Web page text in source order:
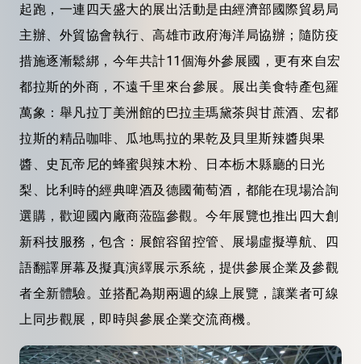
起跑，一連四天盛大的展出活動是由經濟部國際貿易局
主辦、外貿協會執行、高雄市政府海洋局協辦；隨防疫
措施逐漸鬆綁，今年共計11個海外參展國，更有來自宏
都拉斯的外商，不遠千里來台參展。展出美食特產包羅
萬象：舉凡拉丁美洲館的巴拉圭瑪黛茶與甘蔗酒、宏都
拉斯的精品咖啡、瓜地馬拉的果乾及貝里斯辣醬與果
醬、史瓦帝尼的蜂蜜與辣木粉、日本栃木縣廳的日光
梨、比利時的經典啤酒及德國葡萄酒，都能在現場洽詢
選購，歡迎國內廠商蒞臨參觀。今年展覽也推出四大創
新科技服務，包含：展館容留控管、展場虛擬導航、四
語翻譯屏幕及擬真演繹展示系統，提供參展企業及參觀
者全新體驗。並搭配為期兩週的線上展覽，讓業者可線
上同步觀展，即時與參展企業交流商機。